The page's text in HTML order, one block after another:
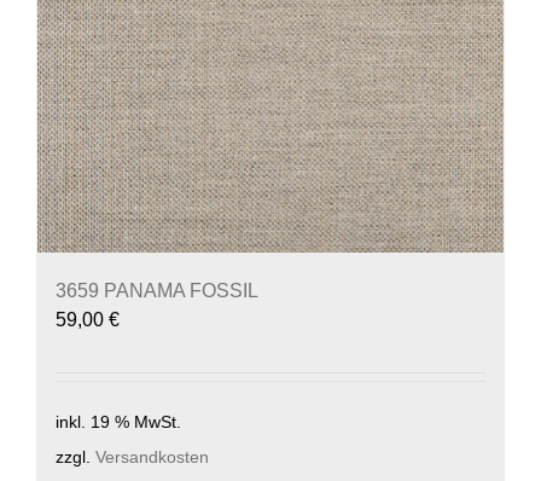
3659 PANAMA FOSSIL
59,00 €
inkl. 19 % MwSt.
zzgl. Versandkosten